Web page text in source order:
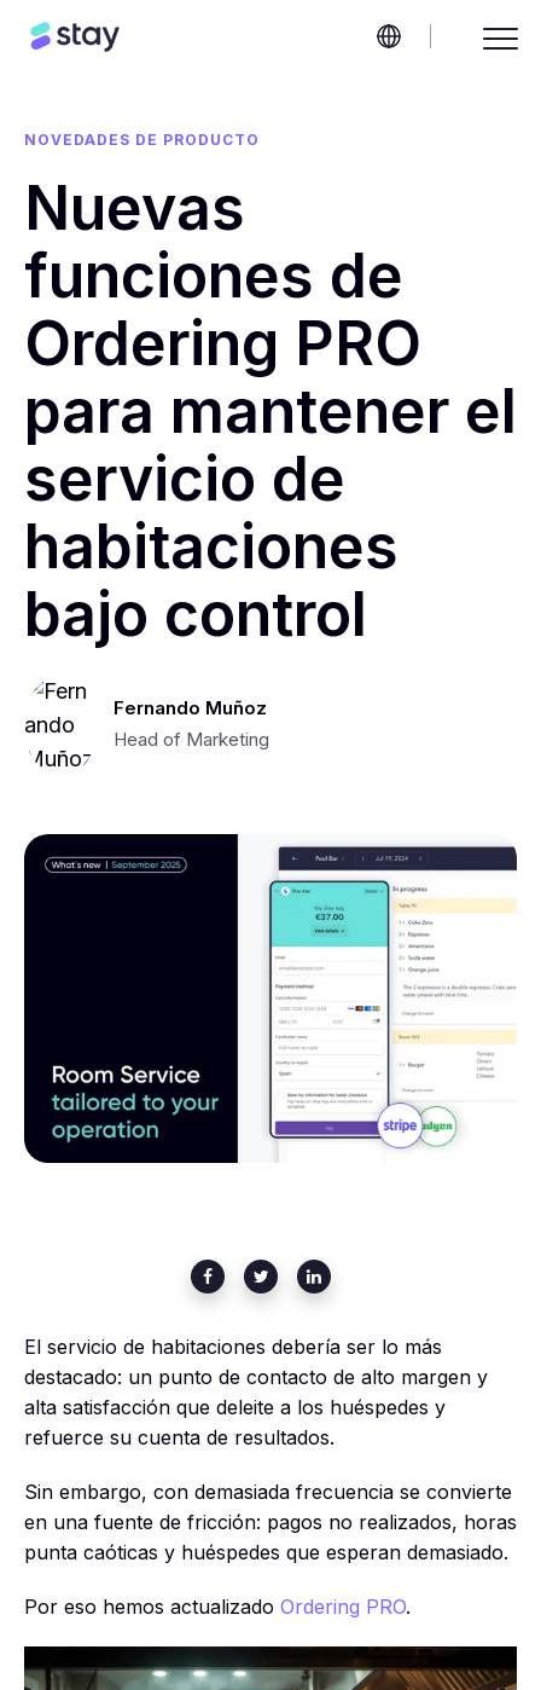
NOVEDADES DE PRODUCTO
Nuevas
funciones de
Ordering PRO
para mantener el
servicio de
habitaciones
bajo control
Fernando Muñoz
Head of Marketing
El servicio de habitaciones debería ser lo más
destacado: un punto de contacto de alto margen y
alta satisfacción que deleite a los huéspedes y
refuerce su cuenta de resultados.
Sin embargo, con demasiada frecuencia se convierte
en una fuente de fricción: pagos no realizados, horas
punta caóticas y huéspedes que esperan demasiado.
Por eso hemos actualizado Ordering PRO.